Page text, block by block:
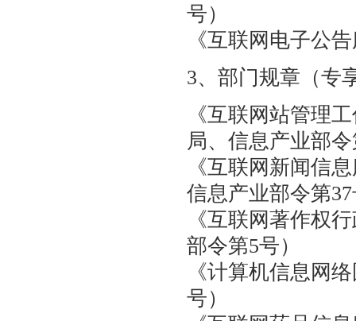
号）
《互联网电子
3、部门规章（专
《互联网站管
局、信息产业部
《互联网新闻
信息产业部令第
《互联网著作
部令第5号）
《计算机信息网
号）